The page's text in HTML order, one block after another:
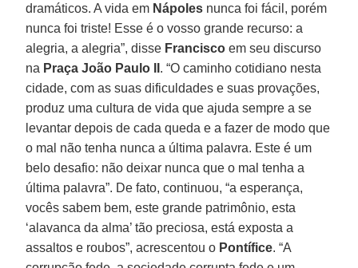
dramáticos. A vida em Nápoles nunca foi fácil, porém
nunca foi triste! Esse é o vosso grande recurso: a
alegria, a alegria”, disse Francisco em seu discurso
na Praça João Paulo II . “O caminho cotidiano nesta
cidade, com as suas dificuldades e suas provações,
produz uma cultura de vida que ajuda sempre a se
levantar depois de cada queda e a fazer de modo que
o mal não tenha nunca a última palavra. Este é um
belo desafio: não deixar nunca que o mal tenha a
última palavra”. De fato, continuou, “a esperança,
vocês sabem bem, este grande patrimônio, esta
‘alavanca da alma’ tão preciosa, está exposta a
assaltos e roubos”, acrescentou o Pontífice. “A